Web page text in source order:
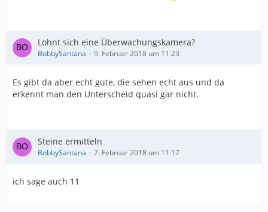
Lohnt sich eine Überwachungskamera?
BobbySantana 9. Februar 2018 um 11:23
Es gibt da aber echt gute, die sehen echt aus und da
erkennt man den Unterscheid quasi gar nicht.
Steine ermitteln
BobbySantana 7. Februar 2018 um 11:17
ich sage auch 11